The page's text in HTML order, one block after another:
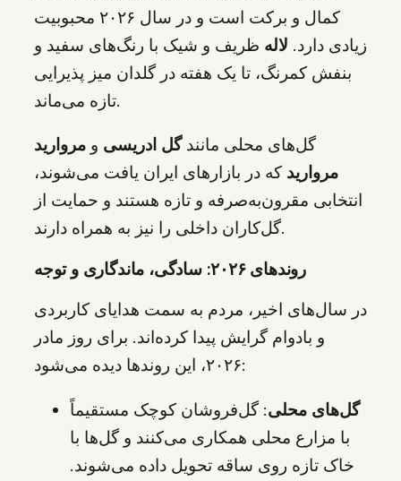
کمال و برکت است و در سال ۲۰۲۶ محبوبیت
زیادی دارد. لاله ظریف و شیک با رنگ‌های سفید و
بنفش کمرنگ، تا یک هفته در گلدان میز پذیرایی
تازه می‌ماند.
گل‌های محلی مانندگل ادریسی و مروارید
مروارید که در بازارهای ایران یافت می‌شوند،
انتخابی مقرون‌به‌صرفه و تازه هستند و حمایت از
گل‌کاران داخلی را نیز به همراه دارند.
روندهای ۲۰۲۶: سادگی، ماندگاری و توجه
در سال‌های اخیر، مردم به سمت هدایای کاربردی
و بادوام گرایش پیدا کرده‌اند. برای روز مادر
۲۰۲۶، این روندها دیده می‌شود:
گل‌های محلی: گل‌فروشان کوچک مستقیماً
با مزارع محلی همکاری می‌کنند و گل‌ها با
خاک تازه روی ساقه تحویل داده می‌شوند.